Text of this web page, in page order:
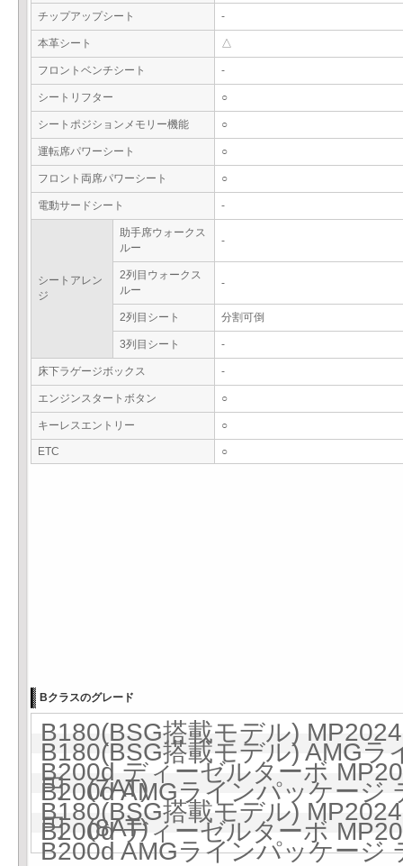
チップアップシート -
本革シート △
フロントベンチシート -
シートリフター ○
シートポジションメモリー機能 ○
運転席パワーシート ○
フロント両席パワーシート ○
電動サードシート -
シートアレン
ジ
助手席ウォークス
ルー
-
2列目ウォークス
ルー
-
2列目シート 分割可倒
3列目シート -
床下ラゲージボックス -
エンジンスタートボタン ○
キーレスエントリー ○
ETC ○
Bクラスのグレード
B180(BSG搭載モデル)
B180(BSG搭載モデル) AMG
円 (7AT)
B200d ディーゼルターボ
B200d AMGラインパッケー
円 (8AT)
B180(BSG搭載モデル)
B200d ディーゼルターボ
B200d AMGラインパッケー